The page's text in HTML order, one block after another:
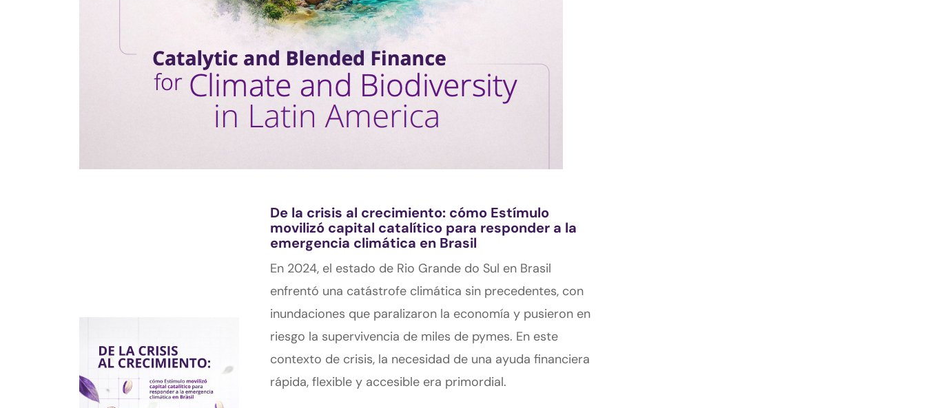
De la crisis al crecimiento: cómo Estímulo
movilizó capital catalítico para responder a la
emergencia climática en Brasil
En 2024, el estado de Rio Grande do Sul en Brasil
enfrentó una catástrofe climática sin precedentes, con
inundaciones que paralizaron la economía y pusieron en
riesgo la supervivencia de miles de pymes. En este
contexto de crisis, la necesidad de una ayuda financiera
rápida, flexible y accesible era primordial.